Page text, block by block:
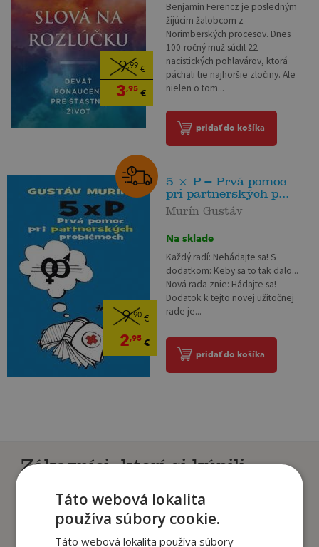
9,99 €
3,95€
Benjamin Ferencz je posledným
žijúcim žalobcom z
Norimberských procesov. Dnes
100-ročný muž súdil 22
nacistických pohlavárov, ktorá
páchali tie najhoršie zločiny. Ale
nielen o tom...
pridať do košíka
9,90€
2,95€
5 × P – Prvá pomoc
pri partnerských p...
Murín Gustáv
Na sklade
Každý radí: Nehádajte sa! S
dodatkom: Keby sa to tak dalo...
Nová rada znie: Hádajte sa!
Dodatok k tejto novej užitočnej
rade je...
pridať do košíka
Zákazníci, ktorí si kúpili
Táto webová lokalita
používa súbory cookie.
Táto webová lokalita používa súbory